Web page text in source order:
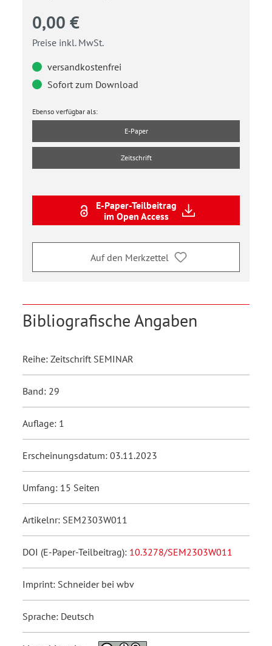
0,00 €
Preise inkl. MwSt.
versandkostenfrei
Sofort zum Download
Ebenso verfügbar als:
E-Paper
Zeitschrift
E-Paper-Teilbeitrag
im Open Access
Auf den Merkzettel
Bibliografische Angaben
Reihe: Zeitschrift SEMINAR
Band: 29
Auflage: 1
Erscheinungsdatum: 03.11.2023
Umfang: 15 Seiten
Artikelnr: SEM2303W011
DOI (E-Paper-Teilbeitrag): 10.3278/SEM2303W011
Imprint: Schneider bei wbv
Sprache: Deutsch